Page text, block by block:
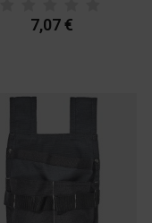
7,07 €